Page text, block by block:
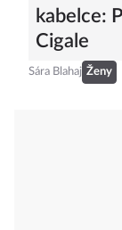
kabelce:
Cigale
Sára Blahaj Ženy